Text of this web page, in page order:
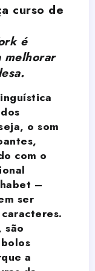
curso de
é
melhorar
o som
com o
–
ser
são
a